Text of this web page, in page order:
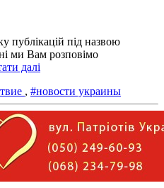
під назвою
ми Вам розповімо
далі
, #новости украины